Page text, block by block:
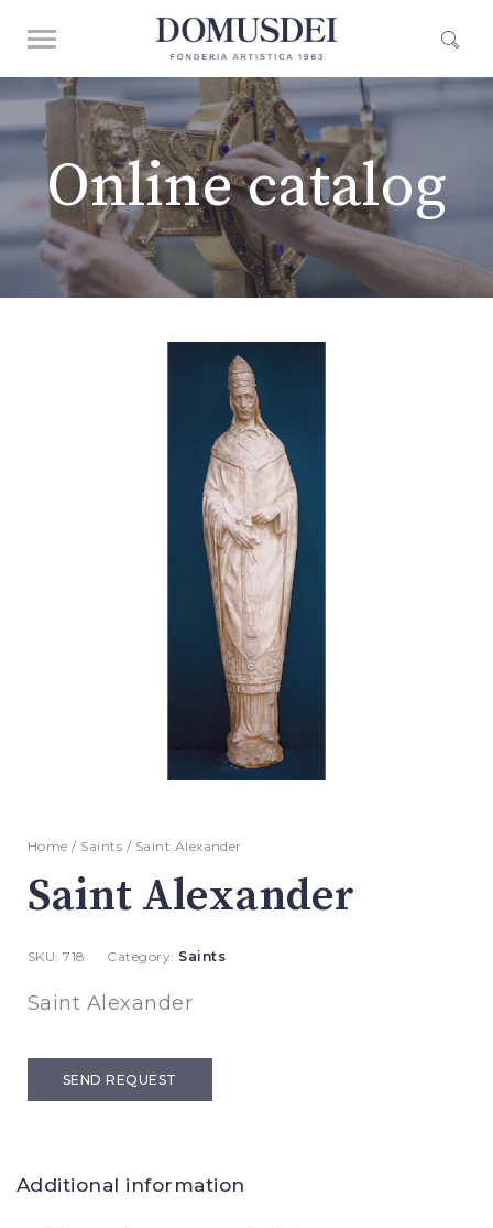
Online catalog
Home / Saints / Saint Alexander
Saint Alexander
SKU:718 Category: Saints
Saint Alexander
SEND REQUEST
Additional information